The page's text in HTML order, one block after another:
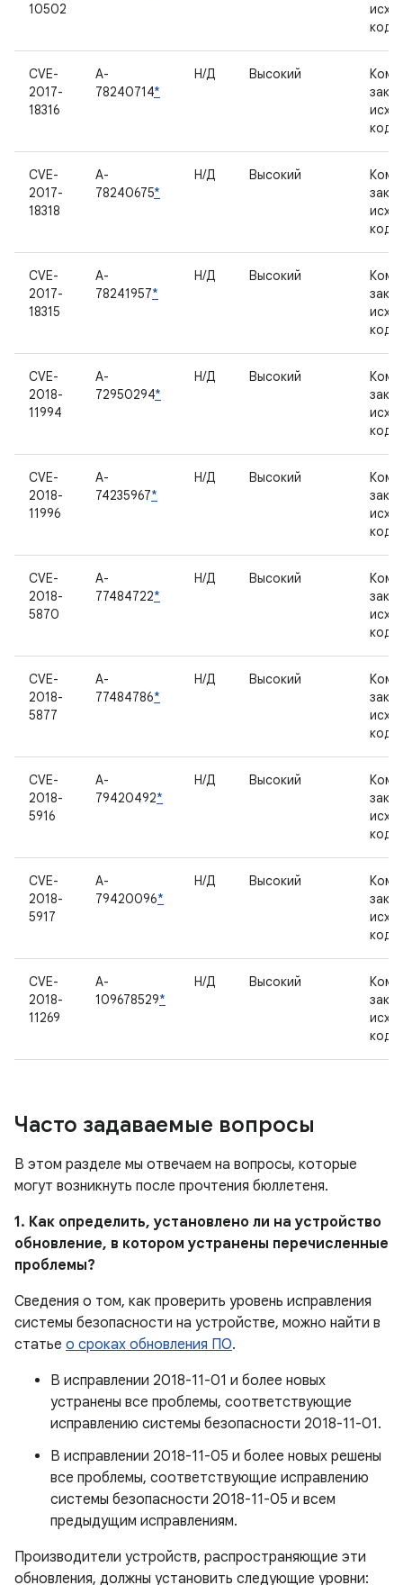
10502
CVE-
2017-
18316
A-
78240714*
Н/Д Высокий
CVE-
2017-
18318
A-
78240675*
Н/Д Высокий
CVE-
2017-
18315
A-
78241957*
Н/Д Высокий
CVE-
2018-
11994
A-
72950294*
Н/Д Высокий
CVE-
2018-
11996
A-
74235967*
Н/Д Высокий
CVE-
2018-
5870
A-
77484722*
Н/Д Высокий
CVE-
2018-
5877
A-
77484786*
Н/Д Высокий
CVE-
2018-
5916
A-
79420492*
Н/Д Высокий
CVE-
2018-
5917
A-
79420096*
Н/Д Высокий
CVE-
2018-
11269
A-
109678529*
Н/Д Высокий
Часто задаваемые вопросы
В этом разделе мы отвечаем на вопросы, которые
могут возникнуть после прочтения бюллетеня.
1. Как определить, установлено ли на устройство
обновление, в котором устранены перечисленные
проблемы?
Сведения о том, как проверить уровень исправления
системы безопасности на устройстве, можно найти в
статье о сроках обновления ПО.
В исправлении 2018-11-01 и более новых
устранены все проблемы, соответствующие
исправлению системы безопасности 2018-11-01.
В исправлении 2018-11-05 и более новых решены
все проблемы, соответствующие исправлению
системы безопасности 2018-11-05 и всем
предыдущим исправлениям.
Производители устройств, распространяющие эти
обновления, должны установить следующие уровни: